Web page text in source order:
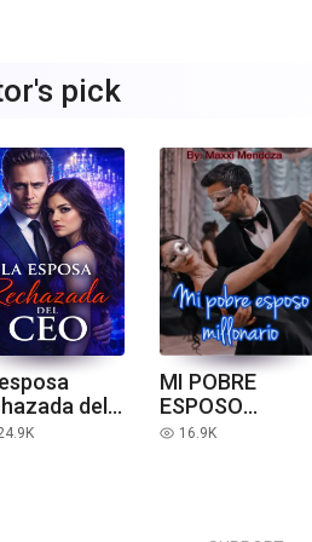
pick
del
MI POBRE
ESPOSO
MILLONARIO
read 16.9K